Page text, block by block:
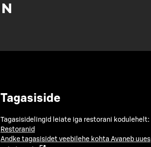
Tagasiside
Tagasisidelingid leiate iga restorani kodulehelt:
Restoranid
Andke tagasisidet veebilehe kohta Avaneb uues